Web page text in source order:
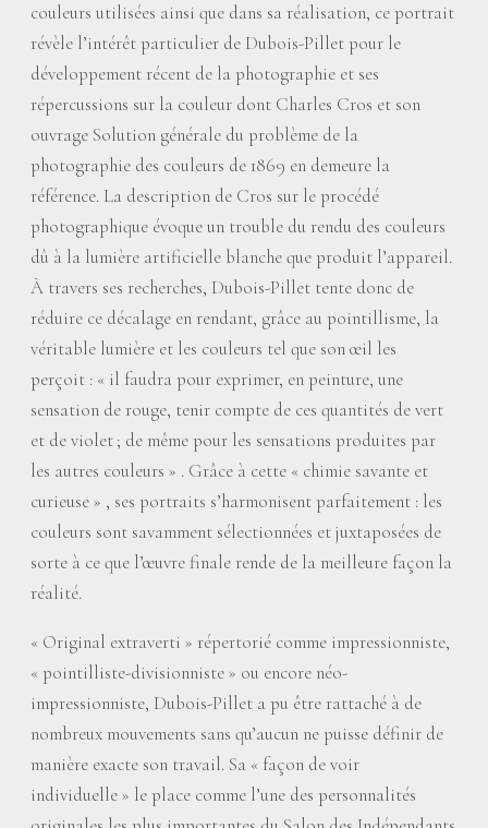
couleurs utilisées ainsi que dans sa réalisation, ce portrait
révèle l’intérêt particulier de Dubois-Pillet pour le
développement récent de la photographie et ses
répercussions sur la couleur dont Charles Cros et son
ouvrage Solution générale du problème de la
photographie des couleurs de 1869 en demeure la
référence. La description de Cros sur le procédé
photographique évoque un trouble du rendu des couleurs
dû à la lumière artificielle blanche que produit l’appareil.
À travers ses recherches, Dubois-Pillet tente donc de
réduire ce décalage en rendant, grâce au pointillisme, la
véritable lumière et les couleurs tel que son œil les
perçoit : « il faudra pour exprimer, en peinture, une
sensation de rouge, tenir compte de ces quantités de vert
et de violet; de même pour les sensations produites par
les autres couleurs » . Grâce à cette « chimie savante et
curieuse» , ses portraits s’harmonisent parfaitement : les
couleurs sont savamment sélectionnées et juxtaposées de
sorte à ce que l’œuvre finale rende de la meilleure façon la
réalité.
« Original extraverti » répertorié comme impressionniste,
« pointilliste-divisionniste» ou encore néo-
impressionniste, Dubois-Pillet a pu être rattaché à de
nombreux mouvements sans qu’aucun ne puisse définir de
manière exacte son travail. Sa « façon de voir
individuelle» le place comme l’une des personnalités